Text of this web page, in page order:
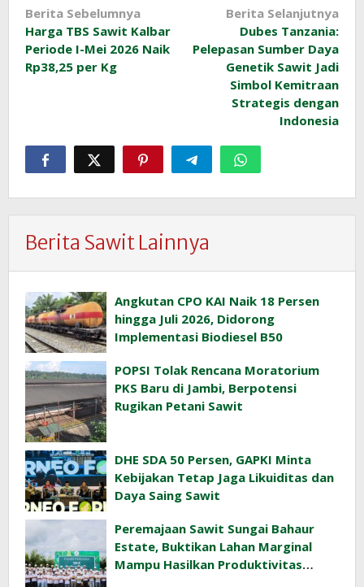
Navigasi
pos
Berita Sebelumnya
Harga TBS Sawit Kalbar
Periode I-Mei 2026 Naik
Rp38,25 per Kg
Berita Selanjutnya
Dubes Tanzania:
Pelepasan Sumber Daya
Genetik Sawit Jadi
Simbol Kemitraan
Strategis dengan
Indonesia
Berita Sawit Lainnya
Angkutan CPO KAI Naik 18 Persen
hingga Juli 2026, Didorong
Implementasi Biodiesel B50
POPSI Tolak Rencana Moratorium
PKS Baru di Jambi, Berpotensi
Rugikan Petani Sawit
DHE SDA 50 Persen, GAPKI Minta
Kebijakan Tetap Jaga Likuiditas dan
Daya Saing Sawit
Peremajaan Sawit Sungai Bahaur
Estate, Buktikan Lahan Marginal
Mampu Hasilkan Produktivitas